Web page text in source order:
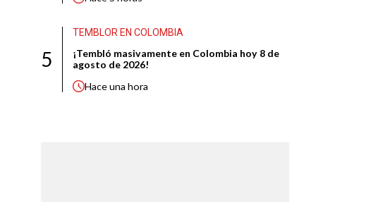
5
TEMBLOR EN COLOMBIA
¡Tembló masivamente en Colombia hoy 8 de
agosto de 2026!
Haceuna hora